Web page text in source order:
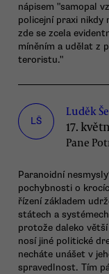
nápisem "samopal
policejní praxi nikdy
zde se zcela
míněním a udělat z
teroristu."
LŠ
Luděk
17.
Pane
Paranoidní
pochybnosti o
řízení základem
státech a
protože daleko
nosí jiné politické
necháte unášet v
spravedlnost. Tím